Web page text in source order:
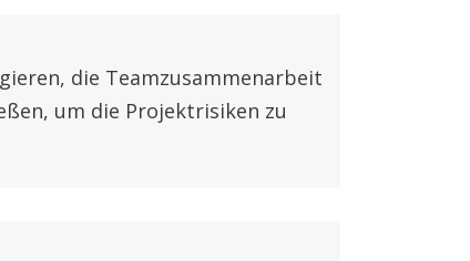
die Teamzusammenarbeit
um die Projektrisiken zu